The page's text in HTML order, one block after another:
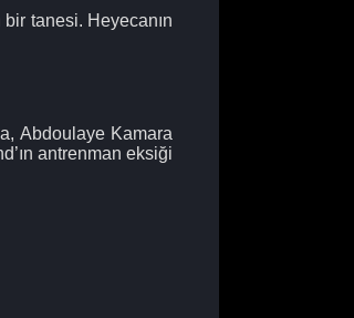
tanesi. Heyecanın
Abdoulaye Kamara
antrenman eksiği